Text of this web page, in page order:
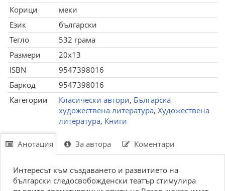
Корици
меки
Език
български
Тегло
532 грама
Размери
20x13
ISBN
9547398016
Баркод
9547398016
Категории
Класически автори, Българска
художествена литература, Художествена
литература, Книги
Анотация За автора Коментари
Интересът към създаването и развитието на
български следосвобожденски театър стимулира